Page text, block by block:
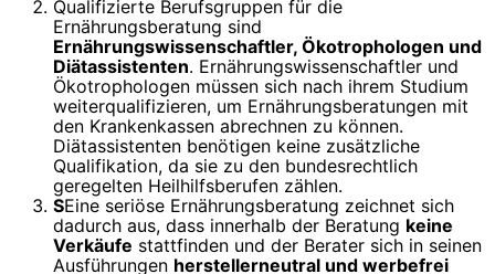
Qualifizierte Berufsgruppen für die
Ernährungsberatung sind
Ernährungswissenschaftler, Ökotrophologen und
Diätassistenten. Ernährungswissenschaftler und
Ökotrophologen müssen sich nach ihrem Studium
weiterqualifizieren, um Ernährungsberatungen mit
den Krankenkassen abrechnen zu können.
Diätassistenten benötigen keine zusätzliche
Qualifikation, da sie zu den bundesrechtlich
geregelten Heilhilfsberufen zählen.
SEine seriöse Ernährungsberatung zeichnet sich
dadurch aus, dass innerhalb der Beratung keine
Verkäufe stattfinden und der Berater sich in seinen
Ausführungen herstellerneutral und werbefrei